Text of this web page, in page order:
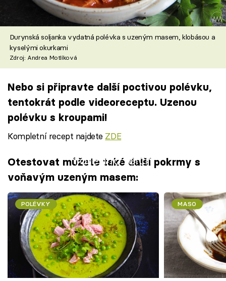
Durynská soljanka vydatná polévka s uzeným masem, klobásou a
kyselými okurkami
Zdroj: Andrea Motlíková
Nebo si připravte další poctivou polévku,
tentokrát podle videoreceptu. Uzenou
polévku s kroupami!
Kompletní recept najdete ZDE
Failed to fetch
Otestovat můžete také další pokrmy s
voňavým uzeným masem:
POLÉVKY MASO